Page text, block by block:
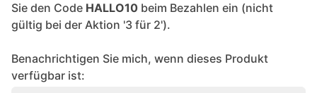
Sie den Code HALLO10 beim Bezahlen ein (nicht
gültig bei der Aktion '3 für 2').
Benachrichtigen Sie mich, wenn dieses Produkt
verfügbar ist: